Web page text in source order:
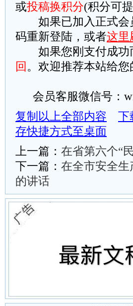
或投稿换积分(积分可
如果已加入正式会
码重新登陆，或者这里
如果您刚支付成功
回 。欢迎推荐本站给您
会员客服微信号：
复制以上全部内容
下
存快捷方式至桌面
上一篇： 在省第六个“
下一篇： 在全市安全
的讲话